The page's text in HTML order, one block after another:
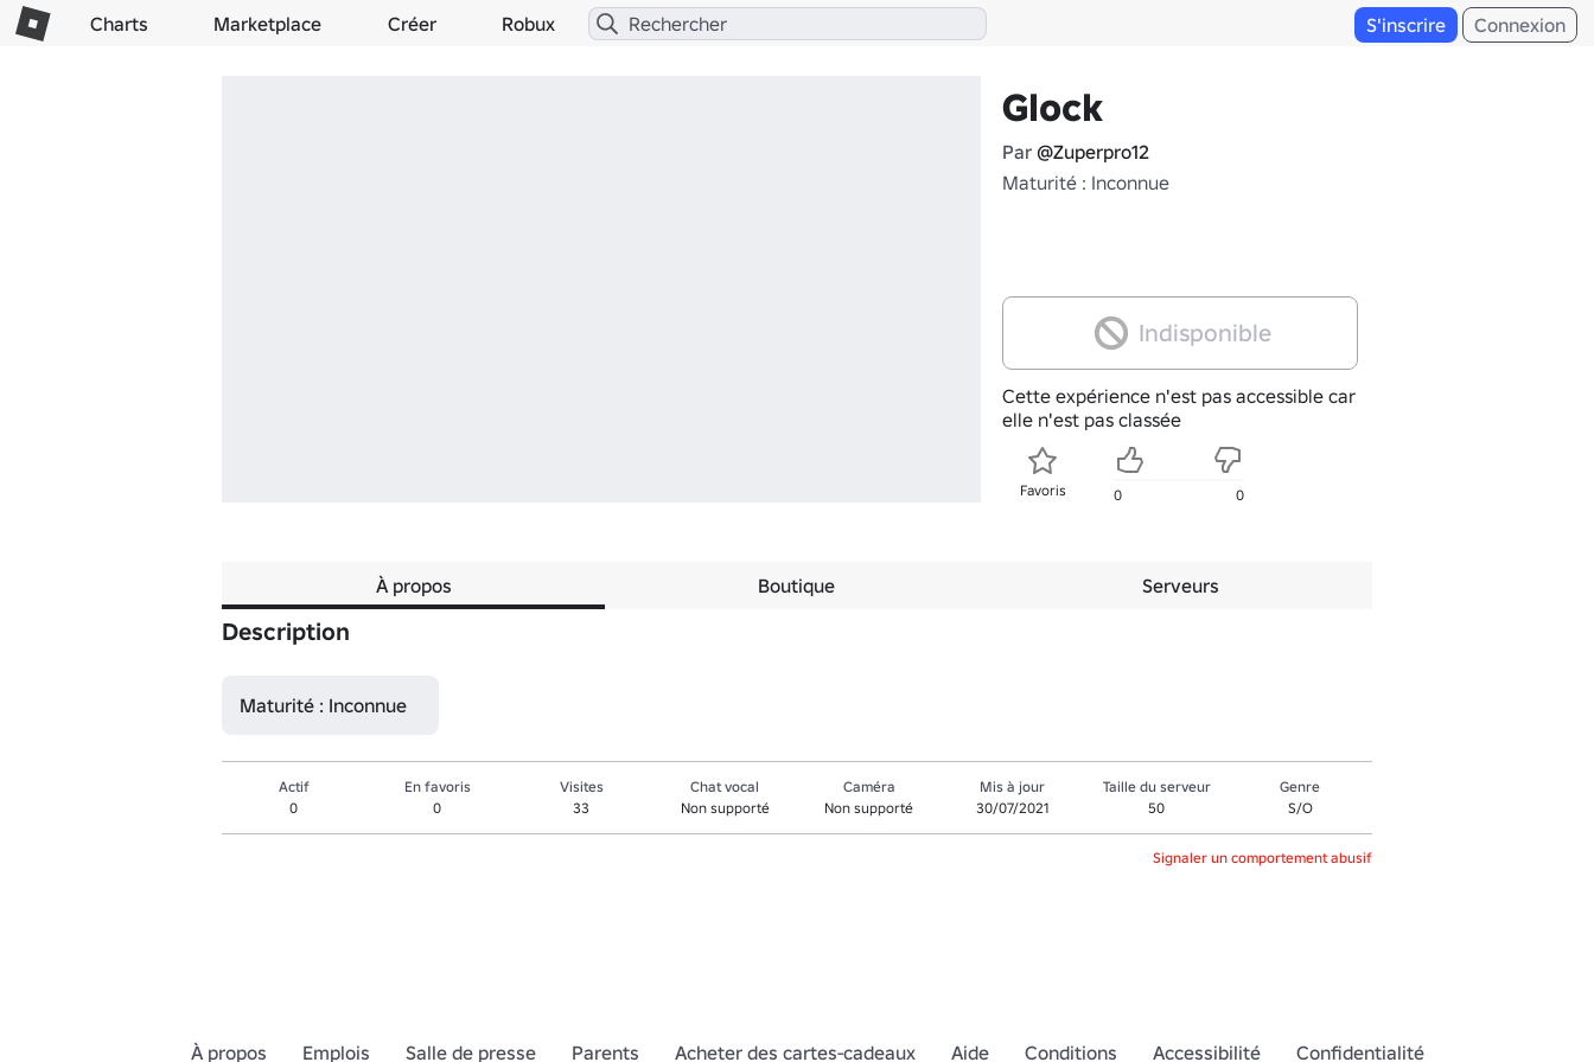
Charts Marketplace Créer Robux S'inscrire Connexion
Glock
Par @Zuperpro12
Maturité : Inconnue
Indisponible
Cette expérience n'est pas accessible car
elle n'est pas classée
Favoris 0 0
À propos Boutique Serveurs
Description
Maturité : Inconnue
Actif
0
En favoris
0
Visites
33
Chat vocal
Non supporté
Caméra
Non supporté
Mis à jour
30/07/2021
Taille du serveur
50
Genre
S/O
Signaler un comportement abusif
À propos Emplois Salle de presse Parents Acheter des cartes-cadeaux Aide Conditions Accessibilité Confidentialité